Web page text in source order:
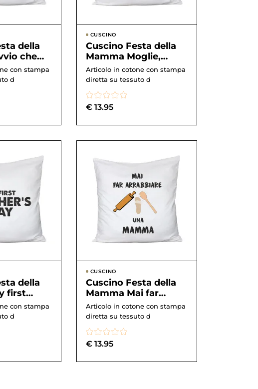
della
che
sono
–...
con stampa
d
CUSCINO
Cuscino Festa della
Mamma Moglie,
Mamma, Boss –
happy mother’s ...
Articolo in cotone con stampa
diretta su tessuto d
€13.95
della
first
– La
con stampa
d
CUSCINO
Cuscino Festa della
Mamma Mai far
arrabbiare una
mamma! – happy
Articolo in cotone con stampa
diretta su tessuto d
€13.95